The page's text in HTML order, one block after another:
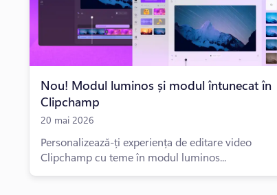
Conectați-vă
Încercați gratuit
Nou! Modul luminos și modul întunecat în
Clipchamp
20 mai 2026
Personalizează-ți experiența de editare video
Clipchamp cu teme în modul luminos...